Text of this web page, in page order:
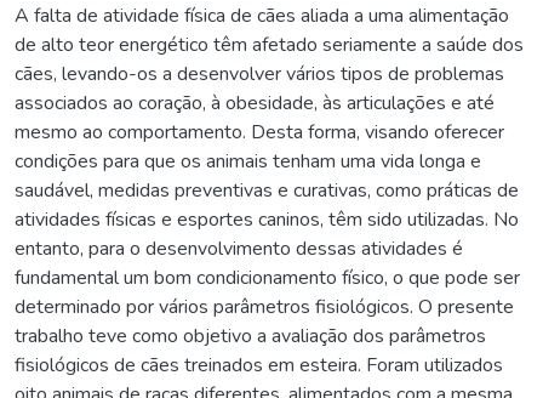
A falta de atividade física de cães aliada a uma alimentação
de alto teor energético têm afetado seriamente a saúde dos
cães, levando-os a desenvolver vários tipos de problemas
associados ao coração, à obesidade, às articulações e até
mesmo ao comportamento. Desta forma, visando oferecer
condições para que os animais tenham uma vida longa e
saudável, medidas preventivas e curativas, como práticas de
atividades físicas e esportes caninos, têm sido utilizadas. No
entanto, para o desenvolvimento dessas atividades é
fundamental um bom condicionamento físico, o que pode ser
determinado por vários parâmetros fisiológicos. O presente
trabalho teve como objetivo a avaliação dos parâmetros
fisiológicos de cães treinados em esteira. Foram utilizados